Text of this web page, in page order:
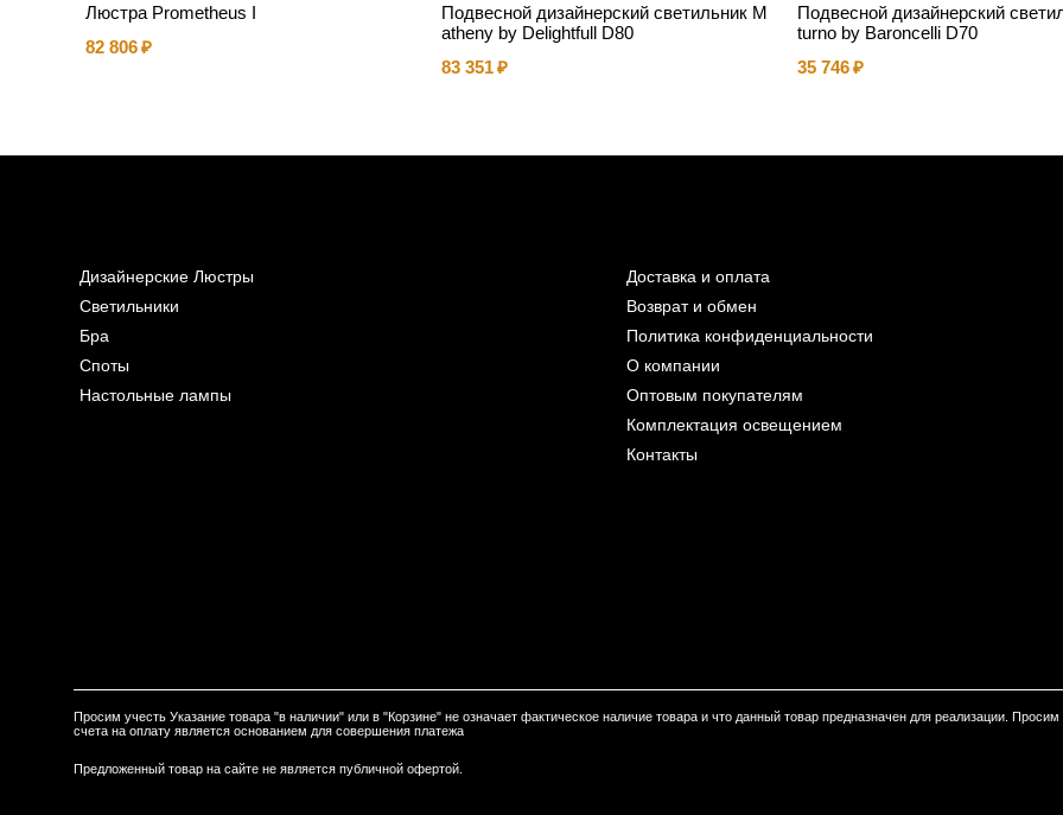
Люстра Prometheus I
82 806
Подвесной дизайнерский светильник M
atheny by Delightfull D80
83 351
Подвесной дизайнерский
turno by Baroncelli D70
35 746
Дизайнерские Люстры
Светильники
Бра
Споты
Настольные лампы
Доставка и оплата
Возврат и обмен
Политика конфиденциальности
О компании
Оптовым покупателям
Комплектация освещением
Контакты
Просим учесть Указание товара "в наличии" или в "Корзине" не означает фактическое наличие товара и что данный товар предназначен для реализации.
счета на оплату является основанием для совершения платежа
Предложенный товар на сайте не является публичной офертой.